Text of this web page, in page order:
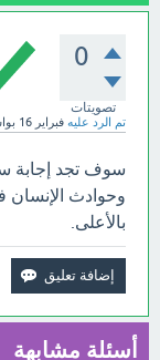
0
تصويتات
تم الرد عليه فبراير 16
سوف تجد إجابة
وحوادث
بالأعلى.
أسئلة مشابهة